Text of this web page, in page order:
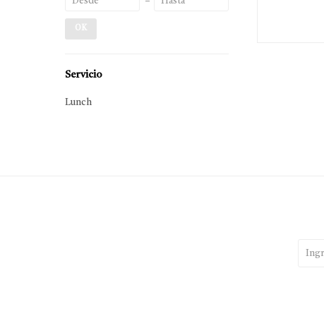
OK
Servicio
Lunch